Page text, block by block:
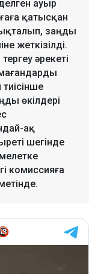
ауыр
қатысқан
заңды
жеткізілді.
әрекеті
тиісінше
өкілдері
ақ
шегінде
комиссияға